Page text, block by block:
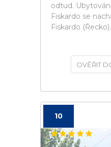
odtud.
Fiskardo se
Fiskardo (Řecko).
OVĚŘIT
10